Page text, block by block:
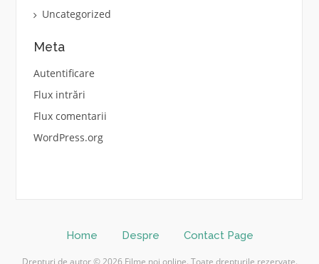
Uncategorized
Meta
Autentificare
Flux intrări
Flux comentarii
WordPress.org
Home Despre Contact Page
Drepturi de autor © 2026 Filme noi online. Toate drepturile rezervate.